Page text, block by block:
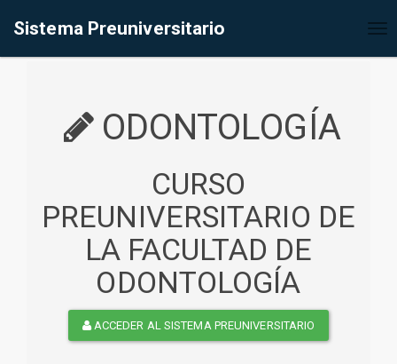
Sistema Preuniversitario
ODONTOLOGÍA
CURSO
PREUNIVERSITARIO DE
LA FACULTAD DE
ODONTOLOGÍA
ACCEDER AL SISTEMA PREUNIVERSITARIO